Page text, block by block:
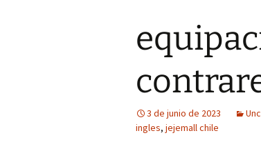
3 de junio de 2023
ingles, jejemall chile